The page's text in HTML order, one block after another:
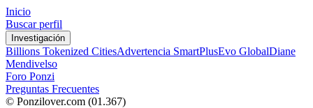
Inicio
Buscar perfil
Investigación
Billions Tokenized CitiesAdvertencia SmartPlusEvo GlobalDiane
Mendivelso
Foro Ponzi
Preguntas Frecuentes
© Ponzilover.com (01.367)